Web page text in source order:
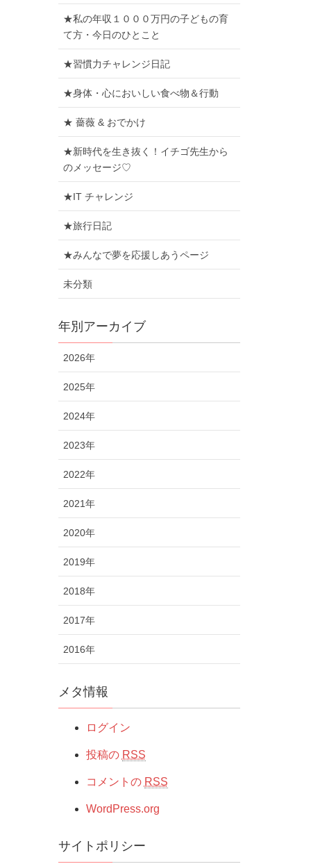
★私の年収１０００万円の子どもの育
て方・今日のひとこと
★習慣力チャレンジ日記
★身体・心においしい食べ物＆行動
★ 薔薇 & おでかけ
★新時代を生き抜く！イチゴ先生から
のメッセージ♡
★IT チャレンジ
★旅行日記
★みんなで夢を応援しあうページ
未分類
年別アーカイブ
2026年
2025年
2024年
2023年
2022年
2021年
2020年
2019年
2018年
2017年
2016年
メタ情報
ログイン
投稿の RSS
コメントの RSS
WordPress.org
サイトポリシー